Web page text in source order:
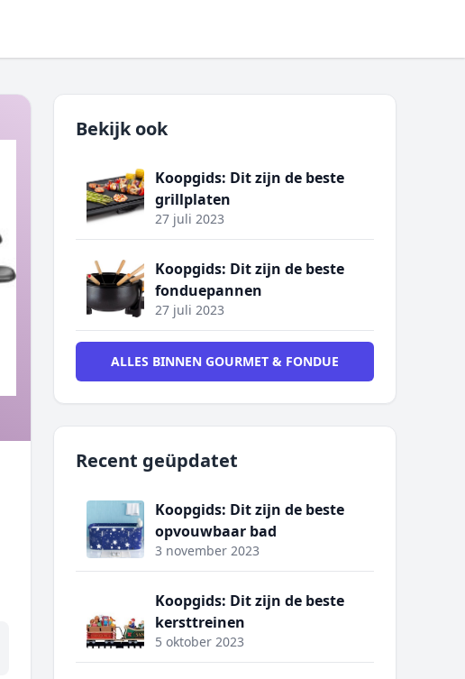
Bekijk ook
Koopgids: Dit zijn de beste
grillplaten
27 juli 2023
Koopgids: Dit zijn de beste
fonduepannen
27 juli 2023
ALLES BINNEN GOURMET & FONDUE
Recent geüpdatet
Koopgids: Dit zijn de beste
opvouwbaar bad
3 november 2023
Koopgids: Dit zijn de beste
kersttreinen
5 oktober 2023